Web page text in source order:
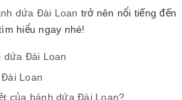
dứa Đài Loan trở nên nổi tiếng đến
hiểu ngay nhé!
dứa Đài Loan
Loan
của bánh dứa Đài Loan?